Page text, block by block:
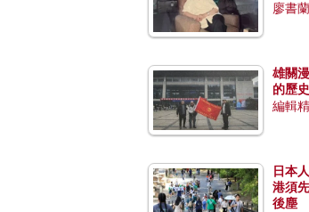
廖書蘭
雄關
的歷
編輯
日本
港須
後塵